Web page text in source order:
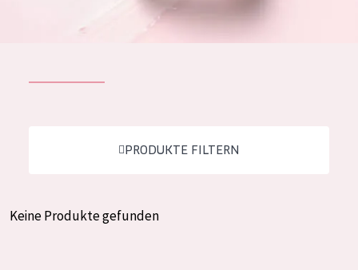
ALLE PRODUKTE
Spanish
PRODUKTE FILTERN
Keine Produkte gefunden